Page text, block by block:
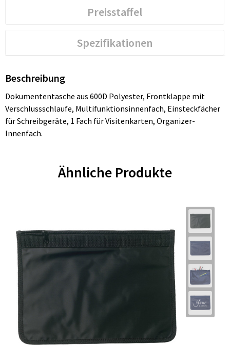
Preisstaffel
Spezifikationen
Beschreibung
Dokumententasche aus 600D Polyester, Frontklappe mit
Verschlussschlaufe, Multifunktionsinnenfach, Einsteckfächer
für Schreibgeräte, 1 Fach für Visitenkarten, Organizer-
Innenfach.
Ähnliche Produkte